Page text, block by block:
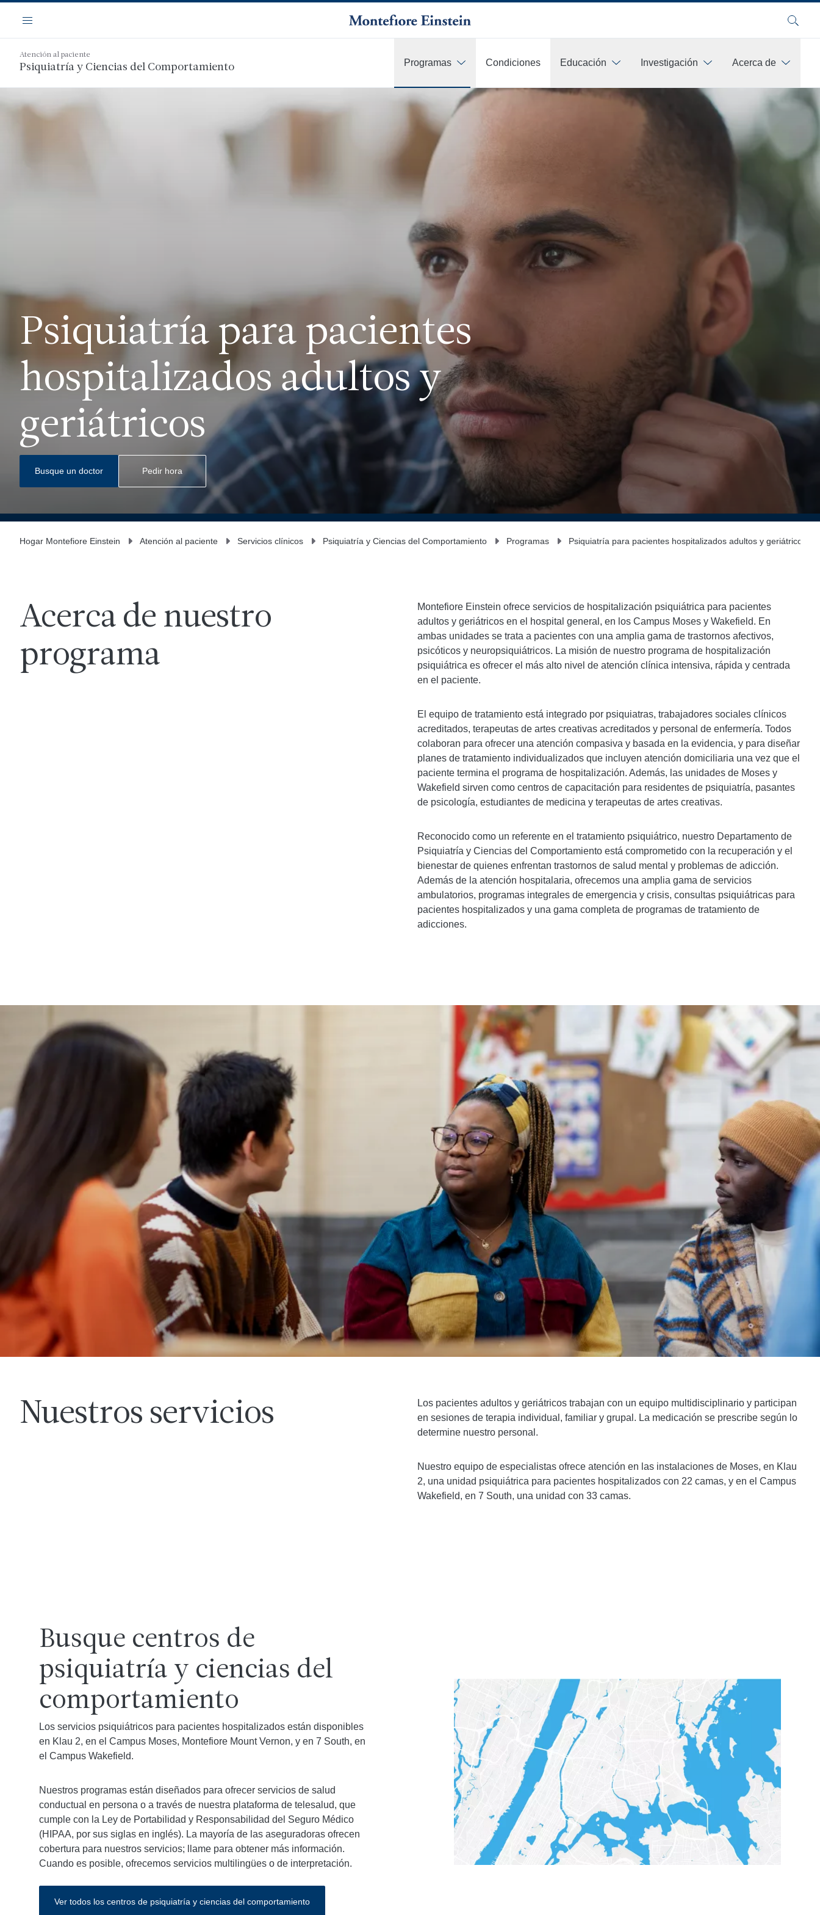
contenido
principal
Navegación
Menú Buscar
Atención al paciente
Psiquiatría y Ciencias del Comportamiento Programas Condiciones Educación Investigación Acerca de
Psiquiatría para pacientes
hospitalizados adultos y
geriátricos
Busque un doctor Pedir hora
Hogar Montefiore Einstein Atención al paciente Servicios clínicos Psiquiatría y Ciencias del Comportamiento Programas Psiquiatría para pacientes hospitalizados adultos y geriátricos
Acerca de nuestro
programa
Montefiore Einstein ofrece servicios de hospitalización psiquiátrica para pacientes
adultos y geriátricos en el hospital general, en los Campus Moses y Wakefield. En
ambas unidades se trata a pacientes con una amplia gama de trastornos afectivos,
psicóticos y neuropsiquiátricos. La misión de nuestro programa de hospitalización
psiquiátrica es ofrecer el más alto nivel de atención clínica intensiva, rápida y centrada
en el paciente.
El equipo de tratamiento está integrado por psiquiatras, trabajadores sociales clínicos
acreditados, terapeutas de artes creativas acreditados y personal de enfermería. Todos
colaboran para ofrecer una atención compasiva y basada en la evidencia, y para diseñar
planes de tratamiento individualizados que incluyen atención domiciliaria una vez que el
paciente termina el programa de hospitalización. Además, las unidades de Moses y
Wakefield sirven como centros de capacitación para residentes de psiquiatría, pasantes
de psicología, estudiantes de medicina y terapeutas de artes creativas.
Reconocido como un referente en el tratamiento psiquiátrico, nuestro Departamento de
Psiquiatría y Ciencias del Comportamiento está comprometido con la recuperación y el
bienestar de quienes enfrentan trastornos de salud mental y problemas de adicción.
Además de la atención hospitalaria, ofrecemos una amplia gama de servicios
ambulatorios, programas integrales de emergencia y crisis, consultas psiquiátricas para
pacientes hospitalizados y una gama completa de programas de tratamiento de
adicciones.
Nuestros servicios
Los pacientes adultos y geriátricos trabajan con un equipo multidisciplinario y participan
en sesiones de terapia individual, familiar y grupal. La medicación se prescribe según lo
determine nuestro personal.
Nuestro equipo de especialistas ofrece atención en las instalaciones de Moses, en Klau
2, una unidad psiquiátrica para pacientes hospitalizados con 22 camas, y en el Campus
Wakefield, en 7 South, una unidad con 33 camas.
Busque centros de
psiquiatría y ciencias del
comportamiento
Los servicios psiquiátricos para pacientes hospitalizados están disponibles
en Klau 2, en el Campus Moses, Montefiore Mount Vernon, y en 7 South, en
el Campus Wakefield.
Nuestros programas están diseñados para ofrecer servicios de salud
conductual en persona o a través de nuestra plataforma de telesalud, que
cumple con la Ley de Portabilidad y Responsabilidad del Seguro Médico
(HIPAA, por sus siglas en inglés). La mayoría de las aseguradoras ofrecen
cobertura para nuestros servicios; llame para obtener más información.
Cuando es posible, ofrecemos servicios multilingües o de interpretación.
Ver todos los centros de psiquiatría y ciencias del comportamiento